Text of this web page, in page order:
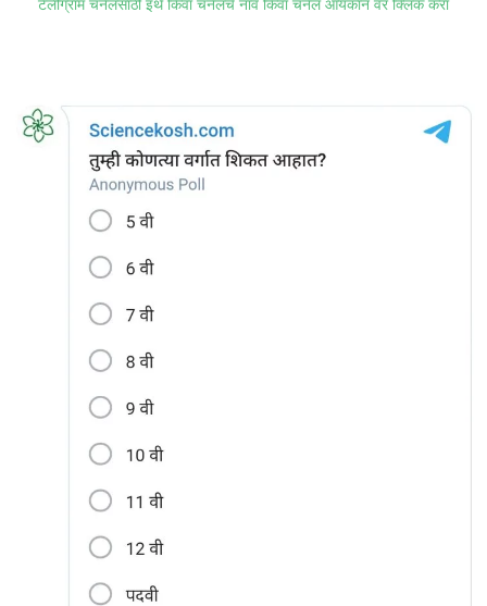
टेलीग्राम चॅनेलसाठी इथे किंवा चॅनेलचे नाव किंवा चॅनेल आयकॉन वर क्लिक करा